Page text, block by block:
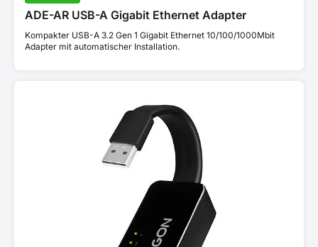
ADE-AR USB-A Gigabit Ethernet Adapter
Kompakter USB-A 3.2 Gen 1 Gigabit Ethernet 10/100/1000Mbit
Adapter mit automatischer Installation.